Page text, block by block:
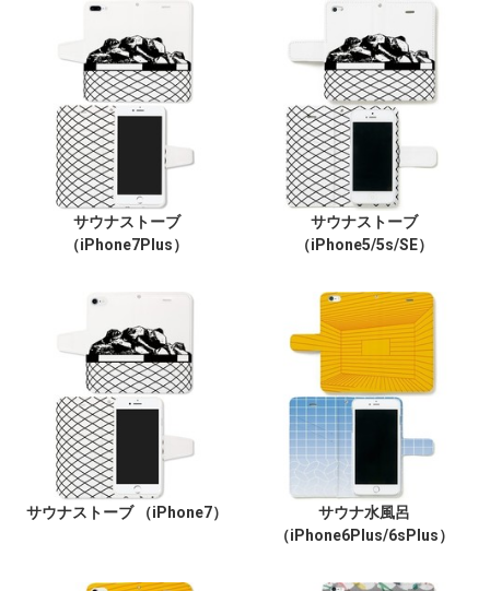
サウナストーブ
（iPhone7Plus）
サウナストーブ
（iPhone5/5s/SE）
サウナストーブ （iPhone7）
サウナ水風呂
（iPhone6Plus/6sPlus）